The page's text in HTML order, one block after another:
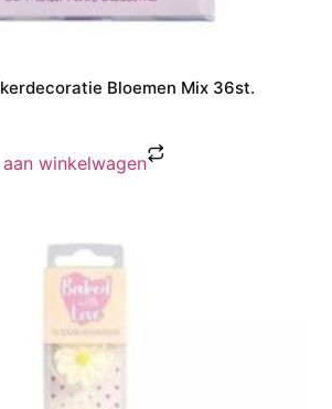
Bloemen Mix 36st.
winkelwagen